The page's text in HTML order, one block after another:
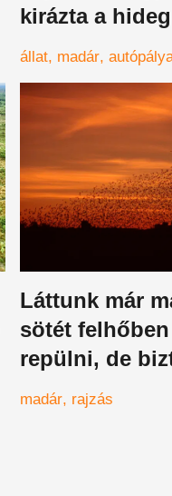
kirázta a
embereket
állat madár
Láttunk már
sötét
repülni, de
tudod az okát
madár rajzás